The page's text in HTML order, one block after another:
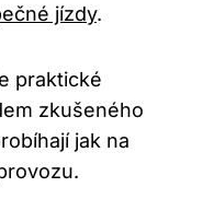
jízdy.
praktické
zkušeného
jak na